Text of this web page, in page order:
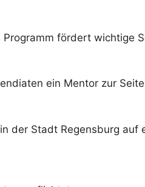
fördert wichtige
ein Mentor zur
der Stadt Regensburg